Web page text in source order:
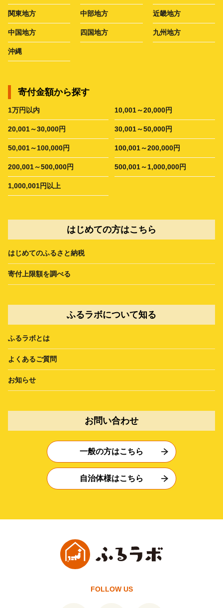
関東地方 中部地方 近畿地方
中国地方 四国地方 九州地方
沖縄
寄付金額から探す
1万円以内 10,001～20,000円
20,001～30,000円 30,001～50,000円
50,001～100,000円 100,001～200,000円
200,001～500,000円 500,001～1,000,000円
1,000,001円以上
はじめての方はこちら
はじめてのふるさと納税
寄付上限額を調べる
ふるラボについて知る
ふるラボとは
よくあるご質問
お知らせ
お問い合わせ
一般の方はこちら
自治体様はこちら
FOLLOW US